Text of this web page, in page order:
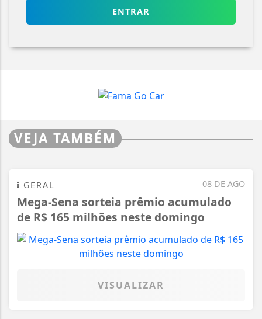
ENTRAR
VEJA TAMBÉM
08 DE AGO
GERAL
Mega-Sena sorteia prêmio acumulado
de R$ 165 milhões neste domingo
VISUALIZAR